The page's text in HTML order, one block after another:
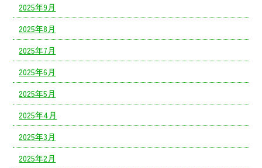
2025年9月
2025年8月
2025年7月
2025年6月
2025年5月
2025年4月
2025年3月
2025年2月